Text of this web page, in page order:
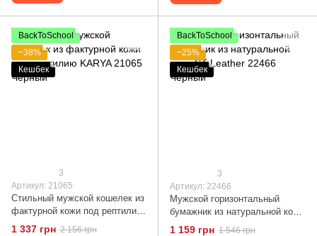
BackToSchool
−38%
Кешбек
3
Артикул: 21065
Стильный мужской кошелек из
фактурной кожи под рептилию
KARYA 21065 Черный
1 337 грн 2 156 грн
BackToSchool
−25%
Кешбек
3
Артикул: 22466
Мужской горизонтальный
бумажник из натуральной кожи
ST Leather 22466 Черный
1 159 грн 1 546 грн